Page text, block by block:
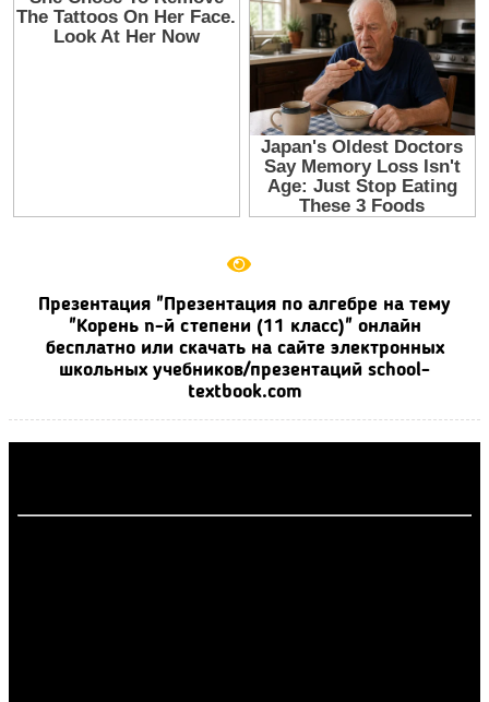
Презентация "Презентация по алгебре на тему
"Корень n-й степени (11 класс)" онлайн
бесплатно или скачать на сайте электронных
школьных учебников/презентаций school-
textbook.com